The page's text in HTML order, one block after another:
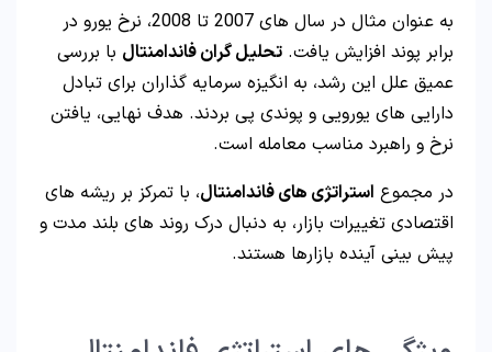
به عنوان مثال در سال های 2007 تا 2008، نرخ یورو در
برابر پوند افزایش یافت. تحلیل گران فاندامنتال با بررسی
عمیق علل این رشد، به انگیزه سرمایه گذاران برای تبادل
دارایی های یورویی و پوندی پی بردند. هدف نهایی، یافتن
نرخ و راهبرد مناسب معامله است.
در مجموع استراتژی های فاندامنتال، با تمرکز بر ریشه های
اقتصادی تغییرات بازار، به دنبال درک روند های بلند مدت و
پیش بینی آینده بازارها هستند.